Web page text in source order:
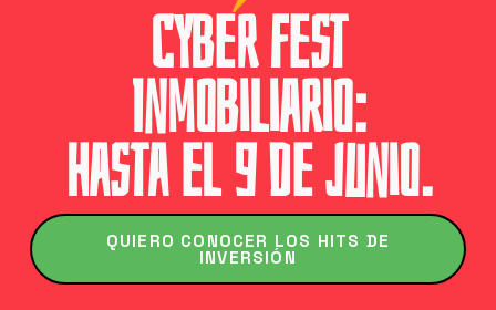
Cyber Fest
Inmobiliario:
hasta el 9 de junio.
QUIERO CONOCER LOS HITS DE
INVERSIÓN